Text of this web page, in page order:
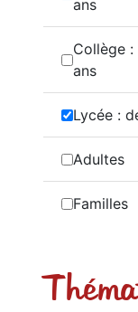
ans
Collège :
ans
Lycée :
Adultes
Familles